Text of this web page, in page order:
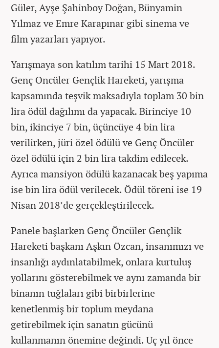
Güler, Ayşe Şahinboy Doğan, Bünyamin
Yılmaz ve Emre Karapınar gibi sinema ve
film yazarları yapıyor.
Yarışmaya son katılım tarihi 15 Mart 2018.
Genç Öncüler Gençlik Hareketi, yarışma
kapsamında teşvik maksadıyla toplam 30 bin
lira ödül dağılımı da yapacak. Birinciye 10
bin, ikinciye 7 bin, üçüncüye 4 bin lira
verilirken, jüri özel ödülü ve Genç Öncüler
özel ödülü için 2 bin lira takdim edilecek.
Ayrıca mansiyon ödülü kazanacak beş yapıma
ise bin lira ödül verilecek. Ödül töreni ise 19
Nisan 2018’de gerçekleştirilecek.
Panele başlarken Genç Öncüler Gençlik
Hareketi başkanı Aşkın Özcan, insanımızı ve
insanlığı aydınlatabilmek, onlara kurtuluş
yollarını gösterebilmek ve aynı zamanda bir
binanın tuğlaları gibi birbirlerine
kenetlenmiş bir toplum meydana
getirebilmek için sanatın gücünü
kullanmanın önemine değindi. Üç yıl önce